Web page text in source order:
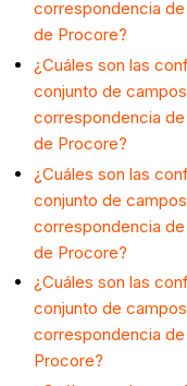
correspondencia
de Procore?
¿Cuáles son las
conjunto de
correspondencia
de Procore?
¿Cuáles son las
conjunto de
correspondencia
de Procore?
¿Cuáles son las
conjunto de
correspondencia
Procore?